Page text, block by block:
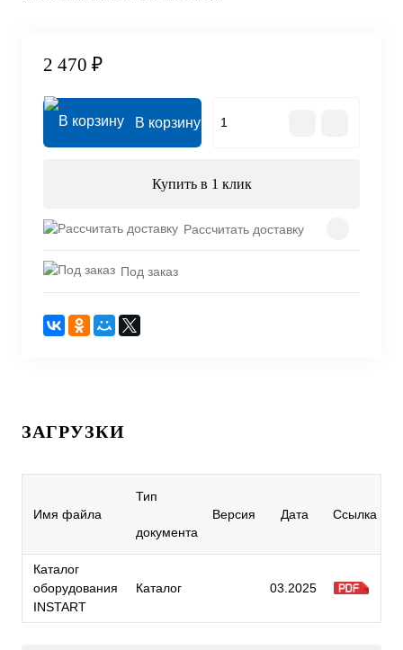
2 470 ₽
В корзину
Купить в 1 клик
Рассчитать доставку
Под заказ
ЗАГРУЗКИ
Имя файла
Тип
документа
Версия Дата Ссылка
Каталог
оборудования
INSTART
Каталог 03.2025